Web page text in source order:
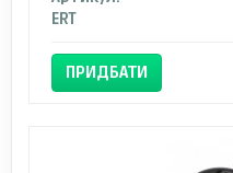
ERT
ПРИДБАТИ